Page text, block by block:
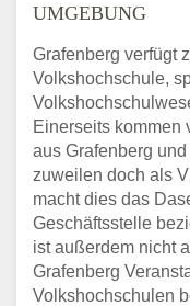
UMGEBUNG
Grafenberg verfügt
Volkshochschule,
Einerseits kommen
aus Grafenberg
zuweilen doch als
macht dies das
Geschäftsstelle
ist außerdem nicht
Grafenberg
Volkshochschulen